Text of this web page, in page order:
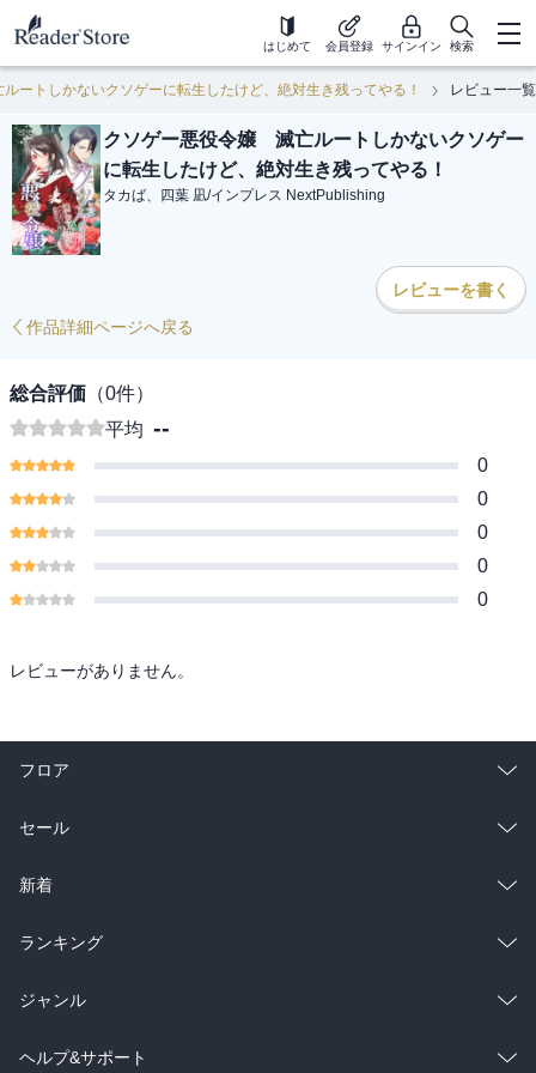
はじめて 会員登録 サインイン 検索
ートしかないクソゲーに転生したけど、絶対生き残ってやる！ レビュー一覧
クソゲー悪役令嬢 滅亡ルートしかないクソゲー
に転生したけど、絶対生き残ってやる！
タカば、四葉 凪/インプレス NextPublishing
レビューを書く
作品詳細ページへ戻る
総合評価 （0件）
平均 --
0
0
0
0
0
レビューがありません。
フロア
総合
ラノベ
雑誌・グラビア
BL・TL
セール
総合
ラノベ
雑誌・グラビア
BL・TL
新着
総合
ラノベ
雑誌・グラビア
ランキング
総合
ラノベ
ジャンル
コミック
ヘルプ&サポート